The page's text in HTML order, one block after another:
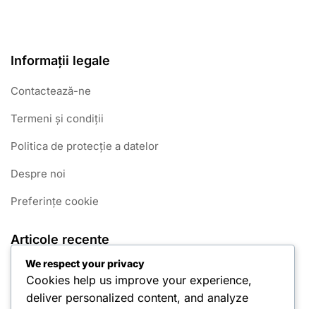
Informații legale
Contactează-ne
Termeni și condiții
Politica de protecție a datelor
Despre noi
Preferințe cookie
Articole recente
João Félix: Momente Cheie din Carieră
Pepe: Origini, Influențe timpurii, Călătorie personală
We respect your privacy
Cookies help us improve your experience,
deliver personalized content, and analyze